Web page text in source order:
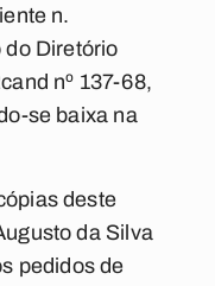
n.
do Diretório
nº 137-68,
se baixa na
deste
da Silva
pedidos de